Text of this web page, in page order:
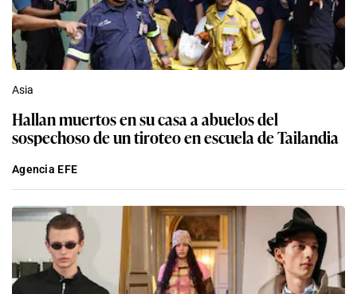
Asia
Hallan muertos en su casa a abuelos del
sospechoso de un tiroteo en escuela de Tailandia
Agencia EFE